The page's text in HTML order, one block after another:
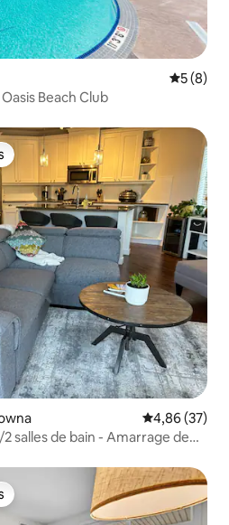
Note
5 (8)
Beach Club
Note
4,86 (37)
salles de bain - Amarrage de